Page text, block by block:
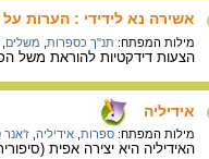
אשירה נא לידידי : הערות
מילות המפתח: תנ"ך כספרות משלים
הצעות דידקטיות להוראת משל
אידיליה
מילות המפתח: ספרות אידיליה ז'אנר
האידיליה היא יצירה אפית